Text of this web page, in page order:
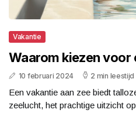
Vakantie
Waarom kiezen voor
10 februari 2024 2 min leestijd
Een vakantie aan zee biedt
zeelucht, het prachtige uitzicht